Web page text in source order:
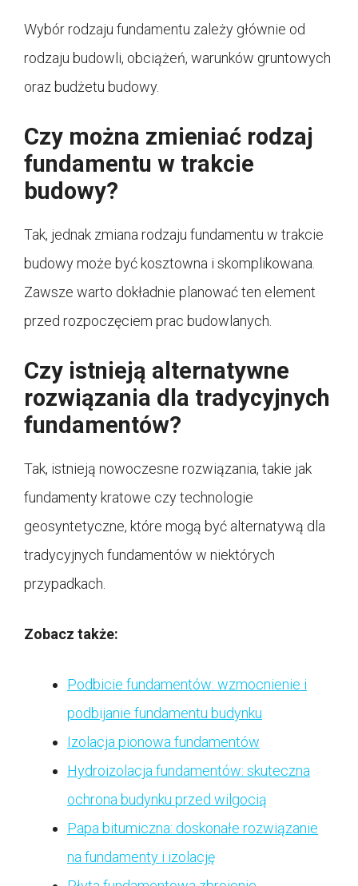
Wybór rodzaju fundamentu zależy głównie od
rodzaju budowli, obciążeń, warunków gruntowych
oraz budżetu budowy.
Czy można zmieniać rodzaj
fundamentu w trakcie
budowy?
Tak, jednak zmiana rodzaju fundamentu w trakcie
budowy może być kosztowna i skomplikowana.
Zawsze warto dokładnie planować ten element
przed rozpoczęciem prac budowlanych.
Czy istnieją alternatywne
rozwiązania dla tradycyjnych
fundamentów?
Tak, istnieją nowoczesne rozwiązania, takie jak
fundamenty kratowe czy technologie
geosyntetyczne, które mogą być alternatywą dla
tradycyjnych fundamentów w niektórych
przypadkach.
Zobacz także:
Podbicie fundamentów: wzmocnienie i
podbijanie fundamentu budynku
Izolacja pionowa fundamentów
Hydroizolacja fundamentów: skuteczna
ochrona budynku przed wilgocią
Papa bitumiczna: doskonałe rozwiązanie
na fundamenty i izolację